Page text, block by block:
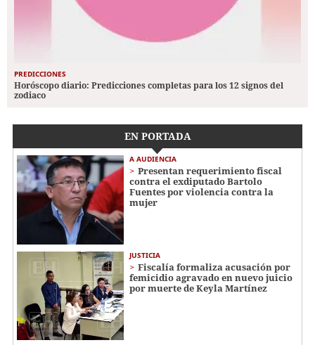
PREDICCIONES
Horóscopo diario: Predicciones completas para los 12 signos del
zodiaco
EN PORTADA
A AUDIENCIA
Presentan requerimiento fiscal
contra el exdiputado Bartolo
Fuentes por violencia contra la
mujer
JUSTICIA
Fiscalía formaliza acusación por
femicidio agravado en nuevo juicio
por muerte de Keyla Martínez